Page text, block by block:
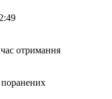
поранених